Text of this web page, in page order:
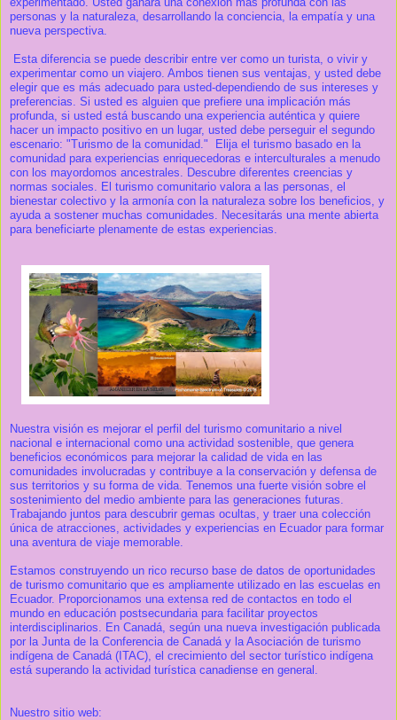
personas y la naturaleza, desarrollando la conciencia, la empatía y una
nueva perspectiva.
Esta diferencia se puede describir entre ver como un turista, o vivir y
experimentar como un viajero. Ambos tienen sus ventajas, y usted debe
elegir que es más adecuado para usted-dependiendo de sus intereses y
preferencias. Si usted es alguien que prefiere una implicación más
profunda, si usted está buscando una experiencia auténtica y quiere
hacer un impacto positivo en un lugar, usted debe perseguir el segundo
escenario: "Turismo de la comunidad." Elija el turismo basado en la
comunidad para experiencias enriquecedoras e interculturales a menudo
con los mayordomos ancestrales. Descubre diferentes creencias y
normas sociales. El turismo comunitario valora a las personas, el
bienestar colectivo y la armonía con la naturaleza sobre los beneficios, y
ayuda a sostener muchas comunidades. Necesitarás una mente abierta
para beneficiarte plenamente de estas experiencias.
Nuestra visión es mejorar el perfil del turismo comunitario a nivel
nacional e internacional como una actividad sostenible, que genera
beneficios económicos para mejorar la calidad de vida en las
comunidades involucradas y contribuye a la conservación y defensa de
sus territorios y su forma de vida. Tenemos una fuerte visión sobre el
sostenimiento del medio ambiente para las generaciones futuras.
Trabajando juntos para descubrir gemas ocultas, y traer una colección
única de atracciones, actividades y experiencias en Ecuador para formar
una aventura de viaje memorable.
Estamos construyendo un rico recurso base de datos de oportunidades
de turismo comunitario que es ampliamente utilizado en las escuelas en
Ecuador. Proporcionamos una extensa red de contactos en todo el
mundo en educación postsecundaria para facilitar proyectos
interdisciplinarios. En Canadá, según una nueva investigación publicada
por la Junta de la Conferencia de Canadá y la Asociación de turismo
indígena de Canadá (ITAC), el crecimiento del sector turístico indígena
está superando la actividad turística canadiense en general.
Nuestro sitio web: